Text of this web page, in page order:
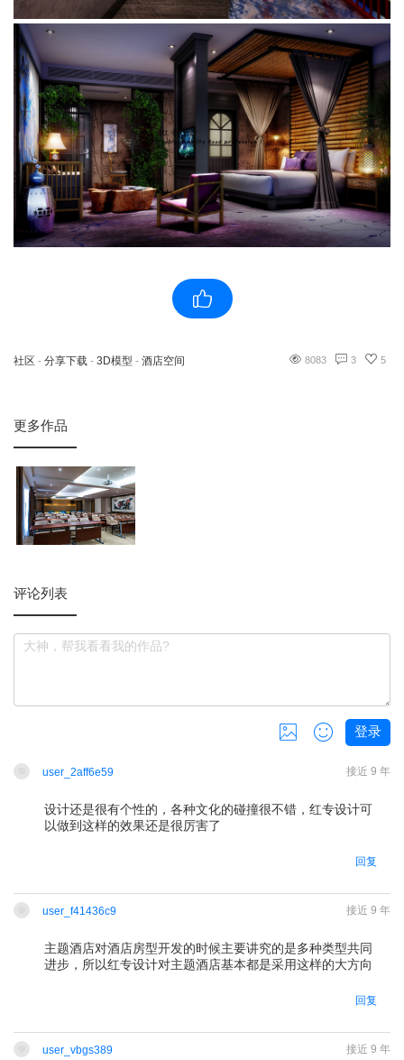
社区 - 分享下载 - 3D模型 - 酒店空间 8083 3 5
更多作品
评论列表
登录
user_2aff6e59 接近 9 年
设计还是很有个性的，各种文化的碰撞很不错，红专设计可
以做到这样的效果还是很厉害了
回复
user_f41436c9 接近 9 年
主题酒店对酒店房型开发的时候主要讲究的是多种类型共同
进步，所以红专设计对主题酒店基本都是采用这样的大方向
回复
user_vbgs389 接近 9 年